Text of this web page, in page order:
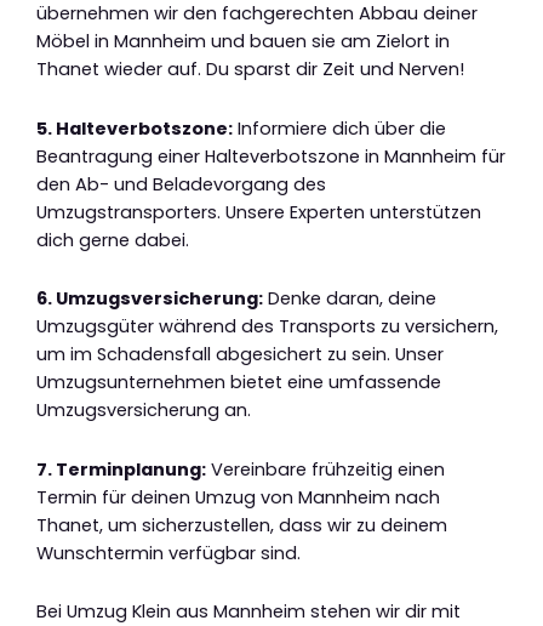
übernehmen wir den fachgerechten Abbau deiner
Möbel in Mannheim und bauen sie am Zielort in
Thanet wieder auf. Du sparst dir Zeit und Nerven!
5. Halteverbotszone: Informiere dich über die
Beantragung einer Halteverbotszone in Mannheim für
den Ab- und Beladevorgang des
Umzugstransporters. Unsere Experten unterstützen
dich gerne dabei.
6. Umzugsversicherung: Denke daran, deine
Umzugsgüter während des Transports zu versichern,
um im Schadensfall abgesichert zu sein. Unser
Umzugsunternehmen bietet eine umfassende
Umzugsversicherung an.
7. Terminplanung: Vereinbare frühzeitig einen
Termin für deinen Umzug von Mannheim nach
Thanet, um sicherzustellen, dass wir zu deinem
Wunschtermin verfügbar sind.
Bei Umzug Klein aus Mannheim stehen wir dir mit